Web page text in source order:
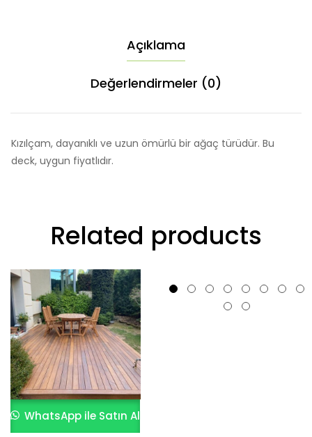
Açıklama
Değerlendirmeler (0)
Kızılçam, dayanıklı ve uzun ömürlü bir ağaç türüdür. Bu
deck, uygun fiyatlıdır.
Related products
WhatsApp ile Satın Al